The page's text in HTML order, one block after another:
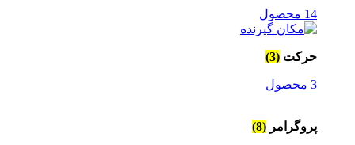
14 محصول
حرکت (3)
3 محصول
پروگرامر (8)